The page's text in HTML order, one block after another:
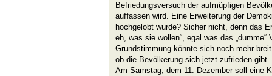
Befriedungsversuch der aufmüpfigen
auffassen wird. Eine Erweiterung der
hochgelobt wurde? Sicher nicht, denn das
eh, was sie wollen“, egal was das „dumme“
Grundstimmung könnte sich noch mehr
ob die Bevölkerung sich jetzt zufrieden gibt.
Am Samstag, dem 11. Dezember soll eine